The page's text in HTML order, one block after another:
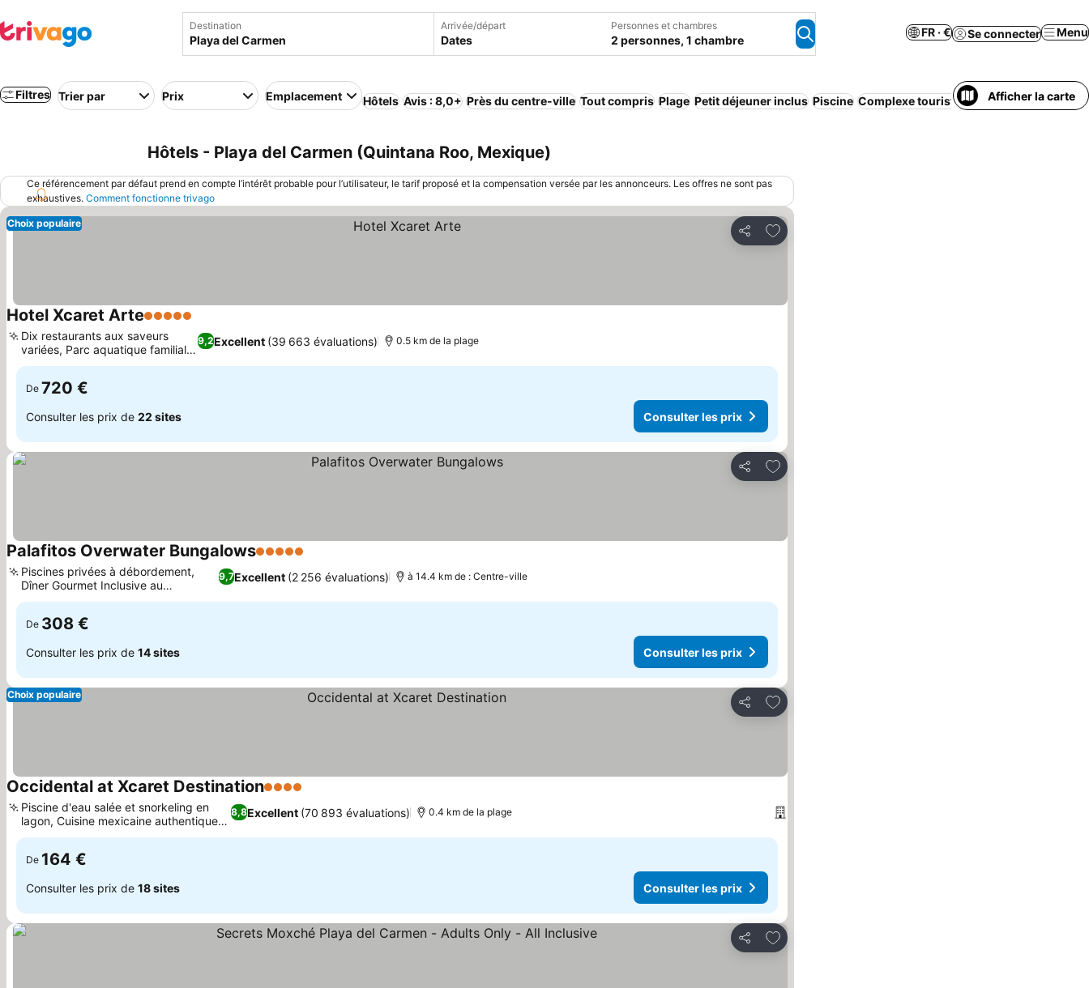
Destination Arrivée/départ
Dates
Personnes et chambres
2 personnes, 1 chambre
FR · € Se connecter Menu
Filtres Trier par Prix Emplacement Hôtels Avis : 8,0+ Près du centre-ville Tout compris Plage Petit déjeuner inclus Piscine Complexe touristique Wi-Fi
Afficher la carte
Hôtels - Playa del Carmen (Quintana Roo, Mexique)
Ce référencement par défaut prend en compte l’intérêt probable pour l’utilisateur, le tarif proposé et la compensation versée par les annonceurs. Les offres ne sont pas
exhaustives. Comment fonctionne trivago
Partager
Ajouter à mes favoris
Choix populaire
Hotel Xcaret Arte5 Étoiles
9,2Excellent (39 663 évaluations)
Dix restaurants aux saveurs
variées, Parc aquatique familial
dédié
0.5 km de la plage
De 720 €
Consulter les prix de 22 sites Consulter les prix
Partager
Ajouter à mes favoris
Palafitos Overwater Bungalows5 Étoiles
9,7Excellent (2 256 évaluations)
Piscines privées à débordement,
Dîner Gourmet Inclusive au
Overwater Grill
à 14.4 km de : Centre-ville
De 308 €
Consulter les prix de 14 sites Consulter les prix
Partager
Ajouter à mes favoris
Choix populaire
Occidental at Xcaret Destination4 Étoiles
8,8Excellent (70 893 évaluations)
Piscine d'eau salée et snorkeling en
lagon, Cuisine mexicaine authentique à
La Hacienda
0.4 km de la plage
De 164 €
Consulter les prix de 18 sites Consulter les prix
Partager
Ajouter à mes favoris